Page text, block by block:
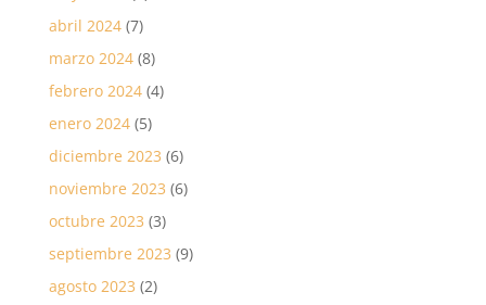
abril 2024(7)
marzo 2024(8)
febrero 2024(4)
enero 2024(5)
diciembre 2023 (6)
noviembre 2023 (6)
octubre 2023 (3)
septiembre 2023 (9)
agosto 2023 (2)